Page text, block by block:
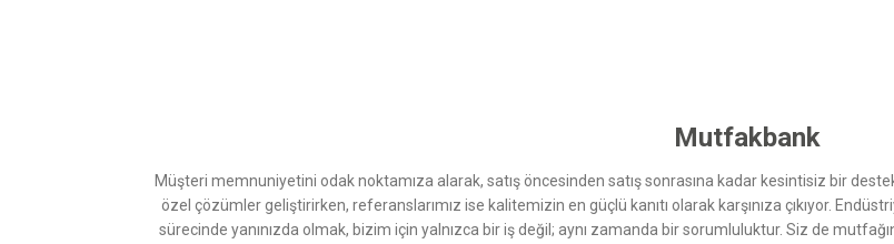
Bu ürüne benzer farklı alternatifler olmalı.
Mutfakbank
Müşteri memnuniyetini odak noktamıza alarak, satış öncesinden satış sonrasına kadar kesintisiz bir
özel çözümler geliştirirken, referanslarımız ise kalitemizin en güçlü kanıtı olarak karşınıza çıkıyor.
sürecinde yanınızda olmak, bizim için yalnızca bir iş değil; aynı zamanda bir sorumluluktur. Siz de